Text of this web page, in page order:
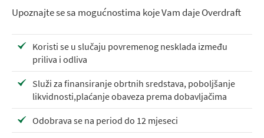
Upoznajte se sa mogućnostima koje Vam daje Overdraft
Koristi se u slučaju povremenog nesklada između
priliva i odliva
Služi za finansiranje obrtnih sredstava, poboljšanje
likvidnosti,plaćanje obaveza prema dobavljačima
Odobrava se na period do 12 mjeseci